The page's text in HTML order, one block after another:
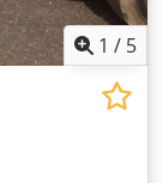
1 / 5